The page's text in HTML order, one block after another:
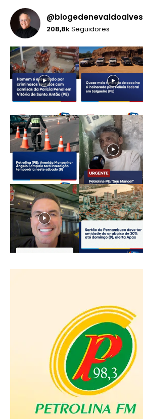
@blogedenevaldoalves
208,8kSeguidores